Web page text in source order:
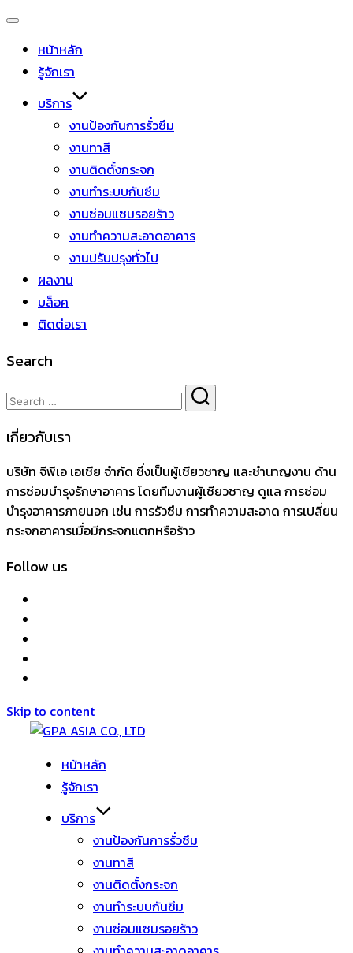
หน้าหลัก
รู้จักเรา
บริการ
งานป้องกันการรั่วซึม
งานทาสี
งานติดตั้งกระจก
งานทำระบบกันซึม
งานซ่อมแซมรอยร้าว
งานทำความสะอาดอาคาร
งานปรับปรุงทั่วไป
ผลงาน
บล็อค
ติดต่อเรา
Search
เกี่ยวกับเรา
บริษัท จีพีเอ เอเชีย จำกัด ซึ่งเป็นผู้เชียวชาญ และชำนาญงาน ด้าน
การซ่อมบำรุงรักษาอาคาร โดยทีมงานผู้เชียวชาญ ดูแล การซ่อม
บำรุงอาคารภายนอก เช่น การรัวซึม การทำความสะอาด การเปลี่ยน
กระจกอาคารเมื่อมีกระจกแตกหรือร้าว
Follow us
Skip to content
หน้าหลัก
รู้จักเรา
บริการ
งานป้องกันการรั่วซึม
งานทาสี
งานติดตั้งกระจก
งานทำระบบกันซึม
งานซ่อมแซมรอยร้าว